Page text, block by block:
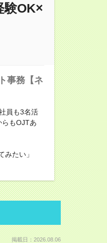
験OK×
事務【ネ
員も3名活
もOJTあ
たい」
掲載日：2026.08.06